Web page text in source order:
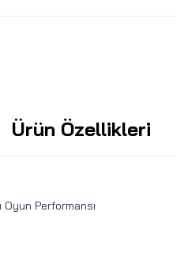
Ürün Özellikleri
Oyun Performansı